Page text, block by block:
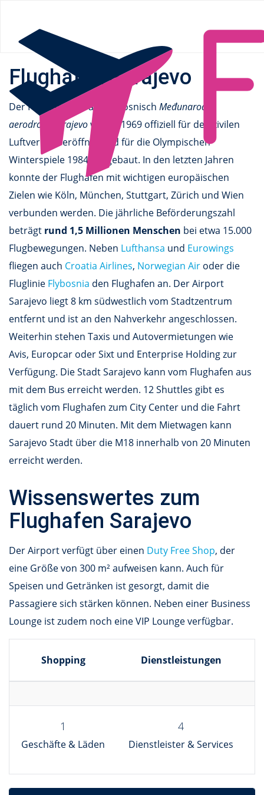
Flughafen Sarajevo
Der Flughafen Sarajevo, bosnisch Međunarodni
aerodrom Sarajevowurde 1969 offiziell für den zivilen
Luftverkehr eröffnet und für die Olympischen
Winterspiele 1984 ausgebaut. In den letzten Jahren
konnte der Flughafen mit wichtigen europäischen
Zielen wie Köln, München, Stuttgart, Zürich und Wien
verbunden werden. Die jährliche Beförderungszahl
beträgt rund 1,5 Millionen Menschen bei etwa 15.000
Flugbewegungen. Neben Lufthansa und Eurowings
fliegen auch Croatia Airlines, Norwegian Air oder die
Fluglinie Flybosnia den Flughafen an. Der Airport
Sarajevo liegt 8 km südwestlich vom Stadtzentrum
entfernt und ist an den Nahverkehr angeschlossen.
Weiterhin stehen Taxis und Autovermietungen wie
Avis, Europcar oder Sixt und Enterprise Holding zur
Verfügung. Die Stadt Sarajevo kann vom Flughafen aus
mit dem Bus erreicht werden. 12 Shuttles gibt es
täglich vom Flughafen zum City Center und die Fahrt
dauert rund 20 Minuten. Mit dem Mietwagen kann
Sarajevo Stadt über die M18 innerhalb von 20 Minuten
erreicht werden.
Wissenswertes zum
Flughafen Sarajevo
Der Airport verfügt über einen Duty Free Shop, der
eine Größe von 300 m² aufweisen kann. Auch für
Speisen und Getränken ist gesorgt, damit die
Passagiere sich stärken können. Neben einer Business
Lounge ist zudem noch eine VIP Lounge verfügbar.
Shopping Dienstleistungen
1
Geschäfte & Läden
4
Dienstleister & Services